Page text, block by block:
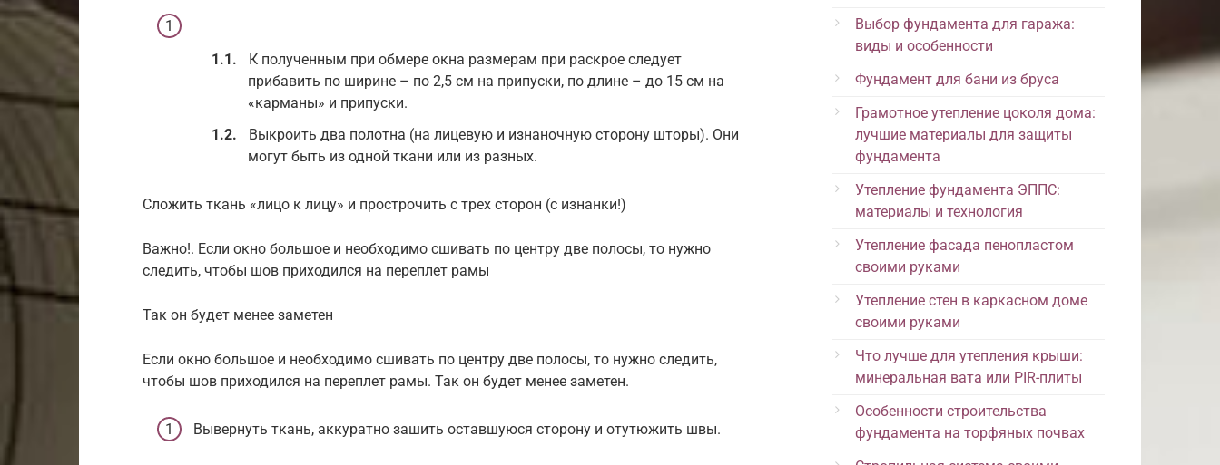
К полученным при обмере окна размерам при раскрое следует
прибавить по ширине – по 2,5 см на припуски, по длине – до 15 см на
«карманы» и припуски.
Выкроить два полотна (на лицевую и изнаночную сторону шторы). Они
могут быть из одной ткани или из разных.
Сложить ткань «лицо к лицу» и прострочить с трех сторон (с изнанки!)
Важно!. Если окно большое и необходимо сшивать по центру две полосы, то нужно
следить, чтобы шов приходился на переплет рамы
Так он будет менее заметен
Если окно большое и необходимо сшивать по центру две полосы, то нужно следить,
чтобы шов приходился на переплет рамы. Так он будет менее заметен.
Вывернуть ткань, аккуратно зашить оставшуюся сторону и отутюжить швы.
Выбор фундамента для гаража:
виды и особенности
Фундамент для бани из бруса
Грамотное утепление цоколя дома:
лучшие материалы для защиты
фундамента
Утепление фундамента ЭППС:
материалы и технология
Утепление фасада пенопластом
своими руками
Утепление стен в каркасном доме
своими руками
Что лучше для утепления крыши:
минеральная вата или PIR-плиты
Особенности строительства
фундамента на торфяных почвах